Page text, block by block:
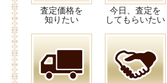
査定価格を
知りたい
今日、査定を
してもらいたい